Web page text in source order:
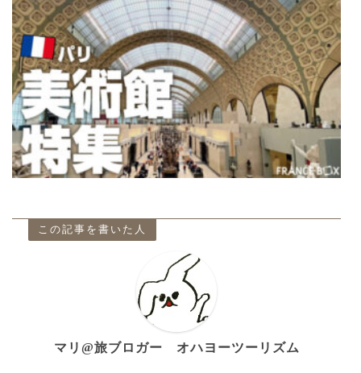
この記事を書いた人
マリ@旅ブロガー オハヨーツーリズム